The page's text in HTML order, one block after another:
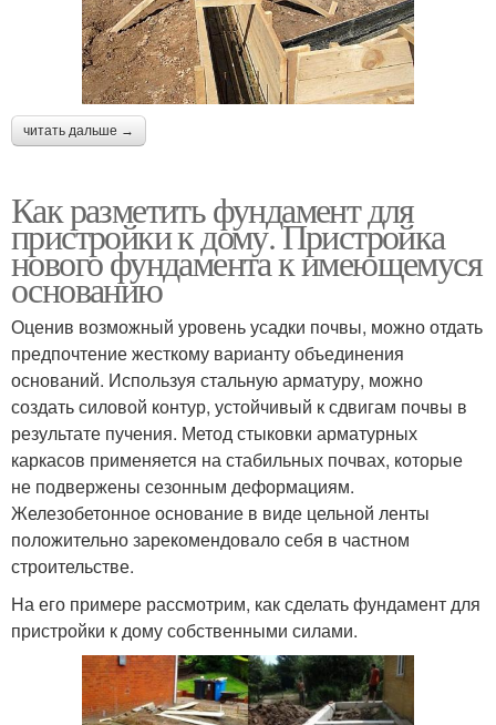
читать дальше →
Как разметить фундамент для
пристройки к дому. Пристройка
нового фундамента к имеющемуся
основанию
Оценив возможный уровень усадки почвы, можно отдать
предпочтение жесткому варианту объединения
оснований. Используя стальную арматуру, можно
создать силовой контур, устойчивый к сдвигам почвы в
результате пучения. Метод стыковки арматурных
каркасов применяется на стабильных почвах, которые
не подвержены сезонным деформациям.
Железобетонное основание в виде цельной ленты
положительно зарекомендовало себя в частном
строительстве.
На его примере рассмотрим, как сделать фундамент для
пристройки к дому собственными силами.